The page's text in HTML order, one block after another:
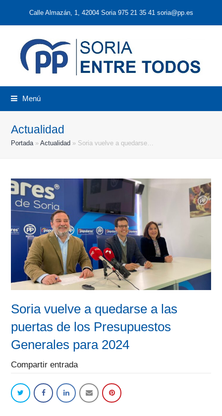
Calle Almazán, 1, 42004 Soria 975 21 35 41 soria@pp.es
Menú
Actualidad
Portada»Actualidad » Soria vuelve a quedarse…
Soria vuelve a quedarse a las
puertas de los Presupuestos
Generales para 2024
Compartir entrada